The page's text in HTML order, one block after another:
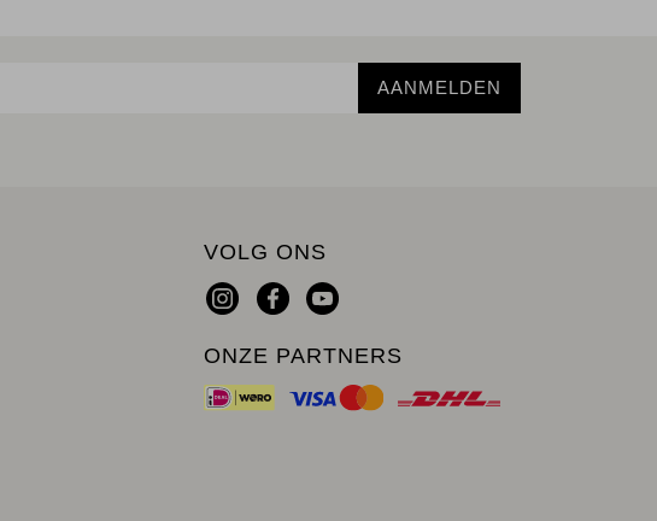
AANMELDEN
VOLG ONS
ONZE PARTNERS